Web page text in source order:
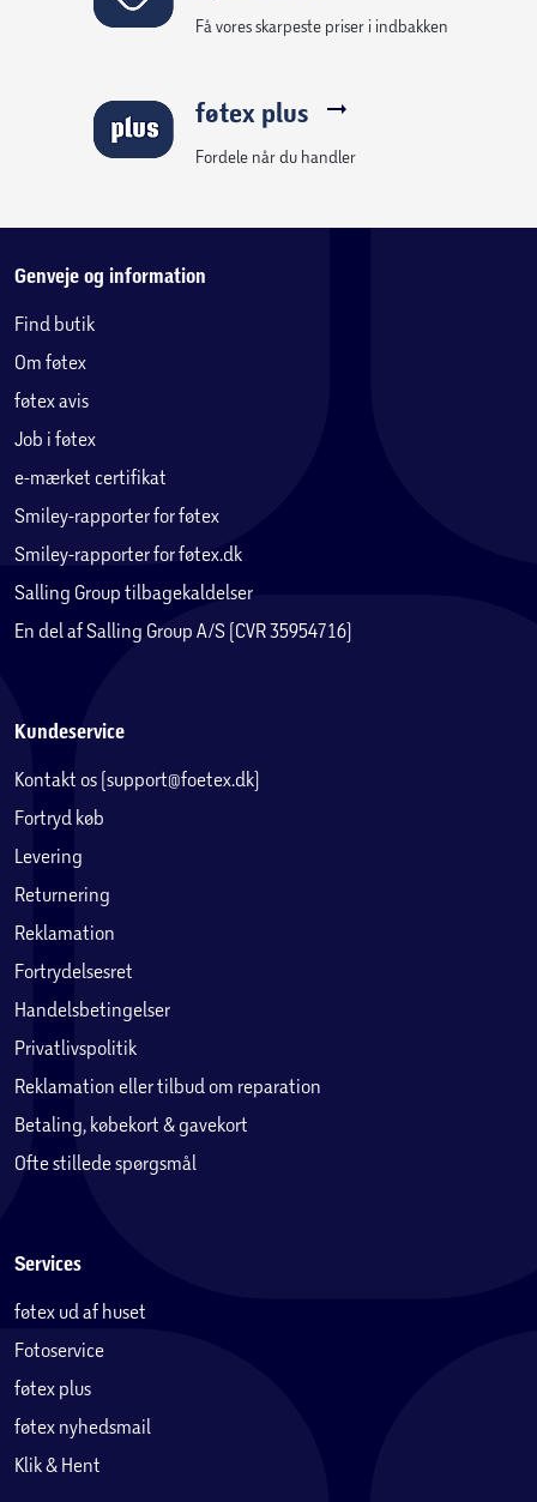
Få vores skarpeste priser i indbakken
føtex plus
Fordele når du handler
Genveje og information
Find butik
Om føtex
føtex avis
Job i føtex
e-mærket certifikat
Smiley-rapporter for føtex
Smiley-rapporter for føtex.dk
Salling Group tilbagekaldelser
En del af Salling Group A/S (CVR 35954716)
Kundeservice
Kontakt os (support@foetex.dk)
Fortryd køb
Levering
Returnering
Reklamation
Fortrydelsesret
Handelsbetingelser
Privatlivspolitik
Reklamation eller tilbud om reparation
Betaling, købekort & gavekort
Ofte stillede spørgsmål
Services
føtex ud af huset
Fotoservice
føtex plus
føtex nyhedsmail
Klik & Hent